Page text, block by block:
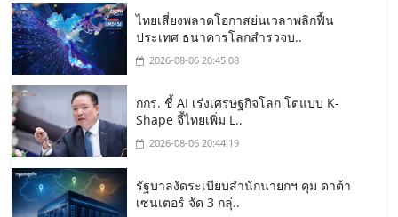
ไทยเสี่ยงพลาดโอกาสย่นเวลาพลิกฟื้น
ประเทศ ธนาคารโลกสำรวจบ..
2026-08-06 20:45:08
กกร. ชี้ AI เร่งเศรษฐกิจโลก โตแบบ K-
Shape จี้ไทยเพิ่ม L..
2026-08-06 20:44:19
รัฐบาลงัดระเบียบสำนักนายกฯ คุม ดาต้า
เซนเตอร์ จัด 3 กลุ่..